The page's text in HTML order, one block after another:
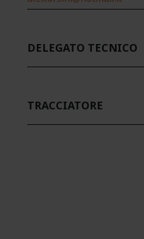
DELEGATO TECNICO
TRACCIATORE